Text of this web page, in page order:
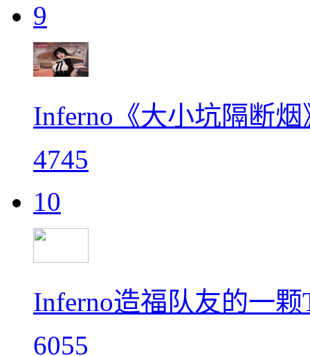
9
Inferno《大小坑隔断烟
4745
10
Inferno造福队友的一
6055